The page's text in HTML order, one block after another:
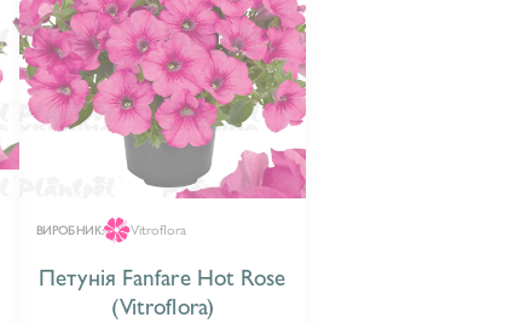
ВИРОБНИК: Vitroflora
Петунія Fanfare Hot Rose
(Vitroflora)